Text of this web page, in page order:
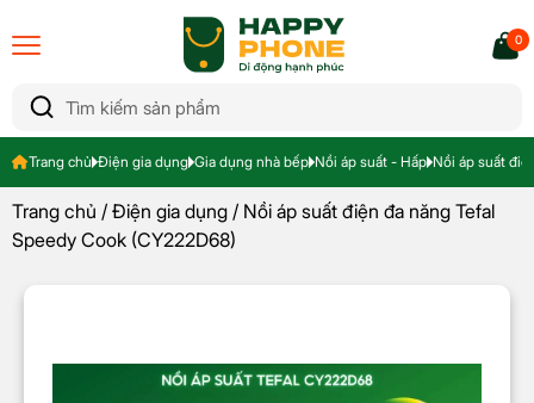
0
Trang chủ Điện gia dụng Gia dụng nhà bếp Nồi áp suất - Hấp Nồi áp suất
Trang chủ / Điện gia dụng / Nồi áp suất điện đa năng Tefal
Speedy Cook (CY222D68)